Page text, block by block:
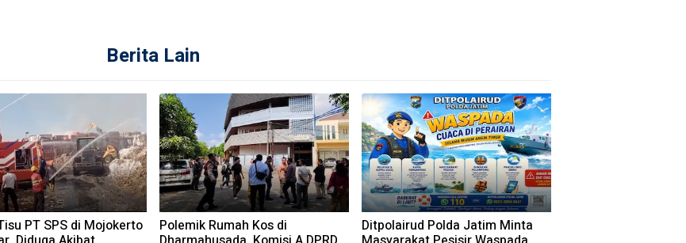
Berita Lain
PT SPS di Mojokerto Polemik Rumah Kos di Ditpolairud Polda Jatim Minta